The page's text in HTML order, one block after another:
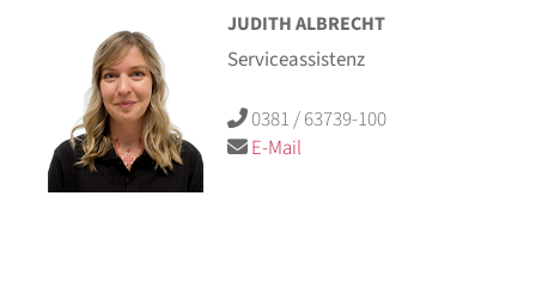
JUDITH ALBRECHT
Serviceassistenz
0381 / 63739-100
E-Mail